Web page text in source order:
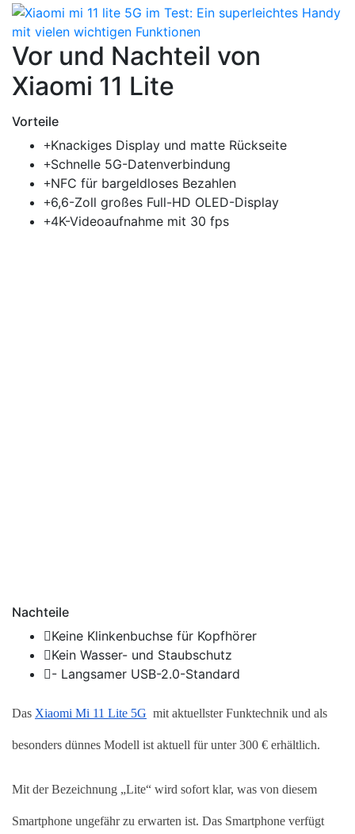
Vor und Nachteil von
Xiaomi 11 Lite
Vorteile
Knackiges Display und matte Rückseite
Schnelle 5G-Datenverbindung
NFC für bargeldloses Bezahlen
6,6-Zoll großes Full-HD OLED-Display
4K-Videoaufnahme mit 30 fps
Nachteile
Keine Klinkenbuchse für Kopfhörer
Kein Wasser- und Staubschutz
- Langsamer USB-2.0-Standard
Das Xiaomi Mi 11 Lite 5G mit aktuellster Funktechnik und als
besonders dünnes Modell ist aktuell für unter 300 € erhältlich.
Mit der Bezeichnung „Lite“ wird sofort klar, was von diesem
Smartphone ungefähr zu erwarten ist. Das Smartphone verfügt